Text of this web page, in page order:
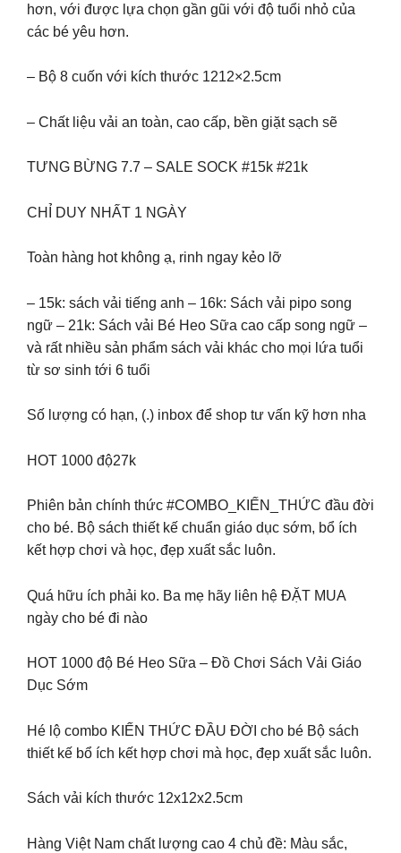
hơn, với được lựa chọn gần gũi với độ tuổi nhỏ của
các bé yêu hơn.
– Bộ 8 cuốn với kích thước 1212×2.5cm
– Chất liệu vải an toàn, cao cấp, bền giặt sạch sẽ
TƯNG BỪNG 7.7 – SALE SOCK #15k #21k
CHỈ DUY NHẤT 1 NGÀY
Toàn hàng hot không ạ, rinh ngay kẻo lỡ
– 15k: sách vải tiếng anh – 16k: Sách vải pipo song
ngữ – 21k: Sách vải Bé Heo Sữa cao cấp song ngữ –
và rất nhiều sản phẩm sách vải khác cho mọi lứa tuổi
từ sơ sinh tới 6 tuổi
Số lượng có hạn, (.) inbox để shop tư vấn kỹ hơn nha
HOT 1000 độ27k
Phiên bản chính thức #COMBO_KIẾN_THỨC đầu đời
cho bé. Bộ sách thiết kế chuẩn giáo dục sớm, bổ ích
kết hợp chơi và học, đẹp xuất sắc luôn.
Quá hữu ích phải ko. Ba mẹ hãy liên hệ ĐẶT MUA
ngày cho bé đi nào
HOT 1000 độ Bé Heo Sữa – Đồ Chơi Sách Vải Giáo
Dục Sớm
Hé lộ combo KIẾN THỨC ĐẦU ĐỜI cho bé Bộ sách
thiết kế bổ ích kết hợp chơi mà học, đẹp xuất sắc luôn.
Sách vải kích thước 12x12x2.5cm
Hàng Việt Nam chất lượng cao 4 chủ đề: Màu sắc,